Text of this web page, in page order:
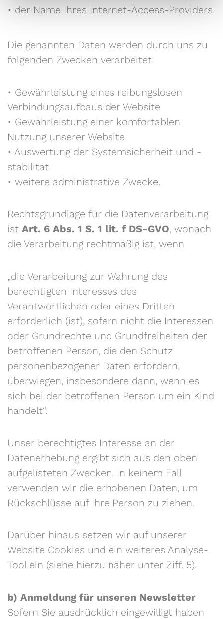
• der Name Ihres Internet-Access-Providers.
Die genannten Daten werden durch uns zu
folgenden Zwecken verarbeitet:
• Gewährleistung eines reibungslosen
Verbindungsaufbaus der Website
• Gewährleistung einer komfortablen
Nutzung unserer Website
• Auswertung der Systemsicherheit und -
stabilität
• weitere administrative Zwecke.
Rechtsgrundlage für die Datenverarbeitung
ist Art. 6 Abs. 1 S. 1 lit. f DS-GVO, wonach
die Verarbeitung rechtmäßig ist, wenn
„die Verarbeitung zur Wahrung des
berechtigten Interesses des
Verantwortlichen oder eines Dritten
erforderlich (ist), sofern nicht die Interessen
oder Grundrechte und Grundfreiheiten der
betroffenen Person, die den Schutz
personenbezogener Daten erfordern,
überwiegen, insbesondere dann, wenn es
sich bei der betroffenen Person um ein Kind
handelt“.
Unser berechtigtes Interesse an der
Datenerhebung ergibt sich aus den oben
aufgelisteten Zwecken. In keinem Fall
verwenden wir die erhobenen Daten, um
Rückschlüsse auf Ihre Person zu ziehen.
Darüber hinaus setzen wir auf unserer
Website Cookies und ein weiteres Analyse-
Tool ein (siehe hierzu näher unter Ziff. 5).
b) Anmeldung für unseren Newsletter
Sofern Sie ausdrücklich eingewilligt haben